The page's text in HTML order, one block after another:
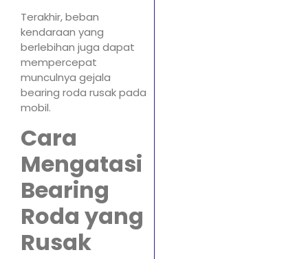
Terakhir, beban
kendaraan yang
berlebihan juga dapat
mempercepat
munculnya gejala
bearing roda rusak pada
mobil.
Cara
Mengatasi
Bearing
Roda yang
Rusak